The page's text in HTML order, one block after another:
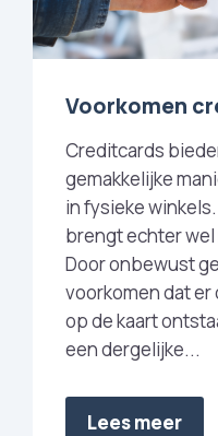
Voorkomen
Creditcards
gemakkelijke
in fysieke
brengt echter
Door onbewust
voorkomen dat
op de kaart
een dergelijke...
Lees meer